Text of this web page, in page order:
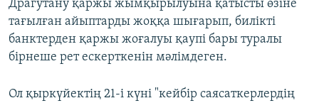
Драгутану қаржы жымқырылуына қатысты өзіне
тағылған айыптарды жоққа шығарып, билікті
банктерден қаржы жоғалуы қаупі бары туралы
бірнеше рет ескерткенін мәлімдеген.
Ол қыркүйектің 21-і күні "кейбір саясаткерлердің